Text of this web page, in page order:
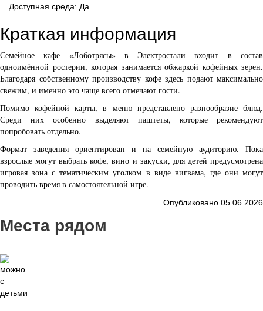
Доступная среда: Да
Краткая информация
Семейное кафе «Лоботрясы» в Электростали входит в состав
одноимённой ростерии, которая занимается обжаркой кофейных зерен.
Благодаря собственному производству кофе здесь подают максимально
свежим, и именно это чаще всего отмечают гости.
Помимо кофейной карты, в меню представлено разнообразие блюд.
Среди них особенно выделяют паштеты, которые рекомендуют
попробовать отдельно.
Формат заведения ориентирован и на семейную аудиторию. Пока
взрослые могут выбрать кофе, вино и закуски, для детей предусмотрена
игровая зона с тематическим уголком в виде вигвама, где они могут
проводить время в самостоятельной игре.
Опубликовано 05.06.2026
Места рядом